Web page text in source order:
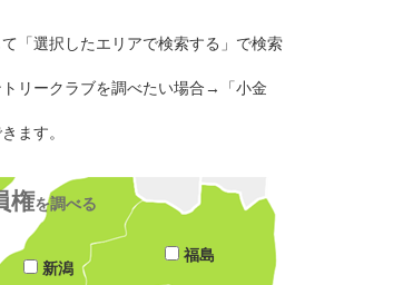
「選択したエリアで検索する」で検索
リークラブを調べたい場合→「小金
ます。
権を調べる
新潟
福島